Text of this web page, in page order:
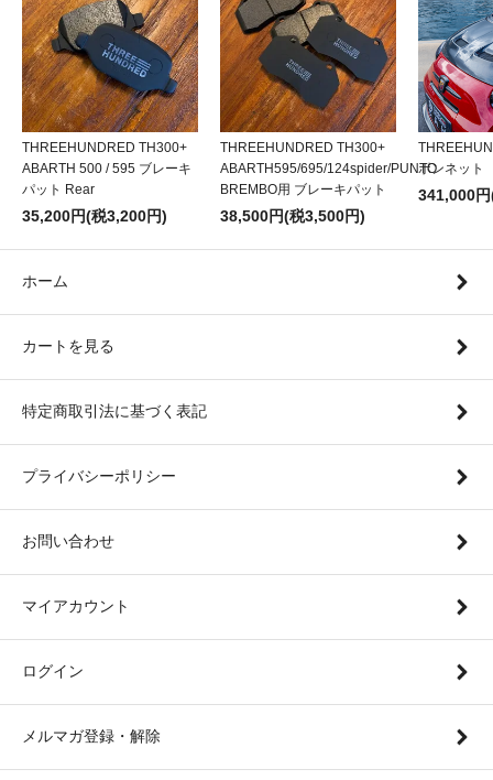
THREEHUNDRED TH300+
ABARTH 500 / 595 ブレーキ
パット Rear
35,200円(税3,200円)
THREEHUNDRED TH300+
ABARTH595/695/124spider/PUNTO
BREMBO用 ブレーキパット
38,500円(税3,500円)
ボンネット
341,000
ホーム
カートを見る
特定商取引法に基づく表記
プライバシーポリシー
お問い合わせ
マイアカウント
ログイン
メルマガ登録・解除